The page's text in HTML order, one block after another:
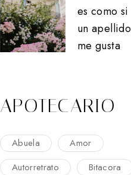
es como
un
me gusta
APOTECARIO
Abuela
Amor
Autorretrato
Bitacora